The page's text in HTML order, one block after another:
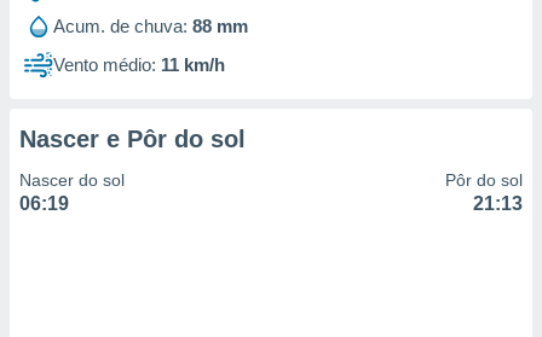
Acum. de chuva: 88 mm
Vento médio: 11 km/h
Nascer e Pôr do sol
Nascer do sol
06:19
Pôr do sol
21:13